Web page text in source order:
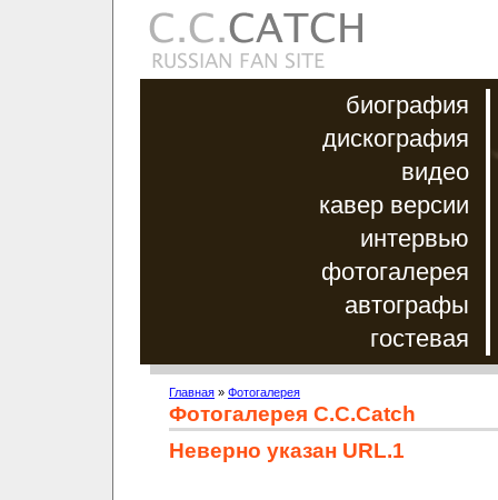
биография
дискография
видео
кавер версии
интервью
фотогалерея
автографы
гостевая
Главная » Фотогалерея
Фотогалерея C.C.Catch
Неверно указан URL.1